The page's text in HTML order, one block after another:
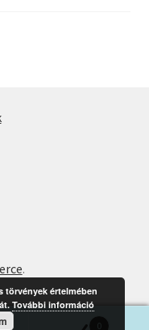
.
0
törvények értelmében
További információ